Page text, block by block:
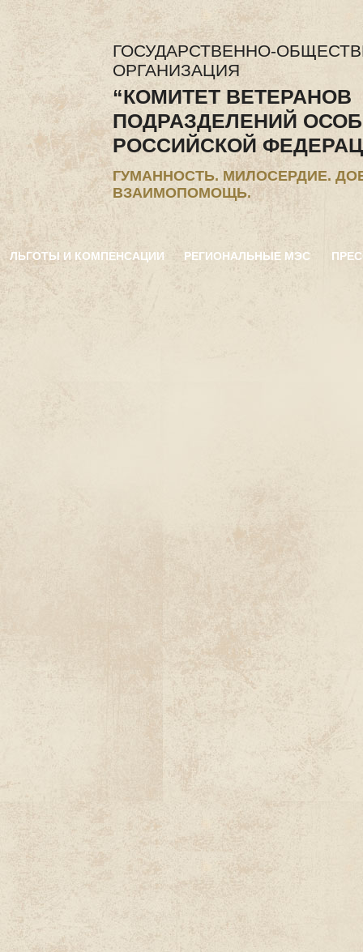
ГОСУДАРСТВЕННО-
ОРГАНИЗАЦИЯ
“КОМИТЕТ ВЕТЕРАНОВ
ПОДРАЗДЕЛЕНИЙ
РОССИЙСКОЙ
ГУМАННОСТЬ. МИЛОСЕРДИЕ.
ВЗАИМОПОМОЩЬ.
ЛЬГОТЫ И КОМПЕНСАЦИИ РЕГИОНАЛЬНЫЕ МЭС